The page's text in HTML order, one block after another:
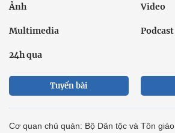
Ảnh Video
Multimedia Podcast
24h qua
Tuyến bài
Cơ quan chủ quản: Bộ Dân tộc và Tôn giáo